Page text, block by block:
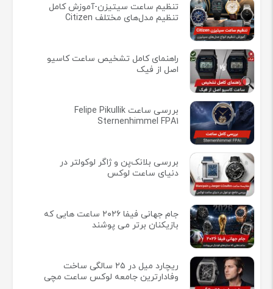
تنظیم ساعت سیتیزن-آموزش کامل
تنظیم مدل‌های مختلف Citizen
راهنمای کامل تشخیص ساعت کاسیو
اصل از فیک
بررسی ساعت Felipe Pikullik
Sternenhimmel FPA1
بررسی بلانک‌پن و ژاگر لوکولتر در
دنیای ساعت لوکس
جام جهانی فیفا ۲۰۲۶ ساعت هایی که
بازیکنان برتر می پوشند
ریچارد میل در ۲۵ سالگی ساخت
وفادارترین جامعه لوکس ساعت مچی